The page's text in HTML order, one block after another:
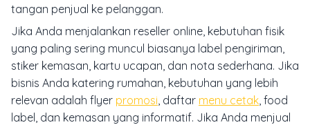
tangan penjual ke pelanggan.
Jika Anda menjalankan reseller online, kebutuhan fisik
yang paling sering muncul biasanya label pengiriman,
stiker kemasan, kartu ucapan, dan nota sederhana. Jika
bisnis Anda katering rumahan, kebutuhan yang lebih
relevan adalah flyer promosi , daftar menu cetak , food
label, dan kemasan yang informatif. Jika Anda menjual